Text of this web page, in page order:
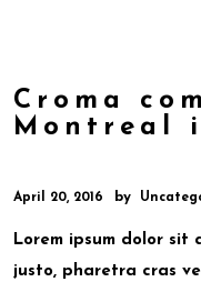
Croma
Montreal
April 20, 2016 by
Lorem ipsum dolor sit
justo, pharetra cras